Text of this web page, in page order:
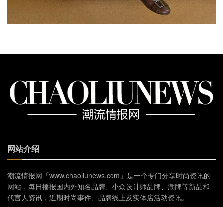
网站介绍
潮流情报网「www.chaoliunews.com」是一个专门分享时尚资讯的
网站，每日播报国内外知名品牌、小众设计师品牌、潮牌等新品和
代言人资讯，近期时尚事件、品牌线上及实体店活动资讯。